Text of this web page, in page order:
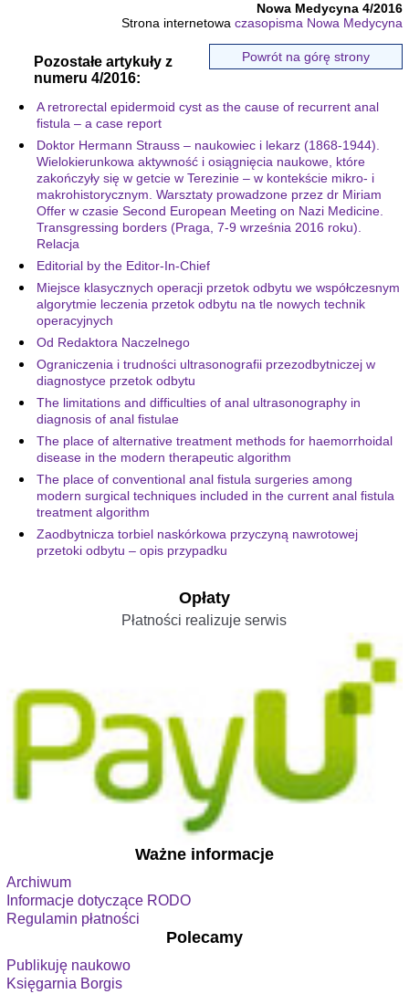
Nowa Medycyna 4/2016
Strona internetowaczasopisma Nowa Medycyna
Powrót na górę strony
Pozostałe artykuły z
numeru 4/2016:
A retrorectal epidermoid cyst as the cause of recurrent anal
fistula – a case report
Doktor Hermann Strauss – naukowiec i lekarz (1868-1944).
Wielokierunkowa aktywność i osiągnięcia naukowe, które
zakończyły się w getcie w Terezinie – w kontekście mikro- i
makrohistorycznym. Warsztaty prowadzone przez dr Miriam
Offer w czasie Second European Meeting on Nazi Medicine.
Transgressing borders (Praga, 7-9 września 2016 roku).
Relacja
Editorial by the Editor-In-Chief
Miejsce klasycznych operacji przetok odbytu we współczesnym
algorytmie leczenia przetok odbytu na tle nowych technik
operacyjnych
Od Redaktora Naczelnego
Ograniczenia i trudności ultrasonografii przezodbytniczej w
diagnostyce przetok odbytu
The limitations and difficulties of anal ultrasonography in
diagnosis of anal fistulae
The place of alternative treatment methods for haemorrhoidal
disease in the modern therapeutic algorithm
The place of conventional anal fistula surgeries among
modern surgical techniques included in the current anal fistula
treatment algorithm
Zaodbytnicza torbiel naskórkowa przyczyną nawrotowej
przetoki odbytu – opis przypadku
Opłaty
Płatności realizuje serwis
Ważne informacje
Archiwum
Informacje dotyczące RODO
Regulamin płatności
Polecamy
Publikuję naukowo
Księgarnia Borgis